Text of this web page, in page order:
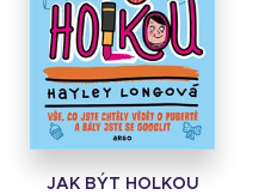
JAK BÝT HOLKOU